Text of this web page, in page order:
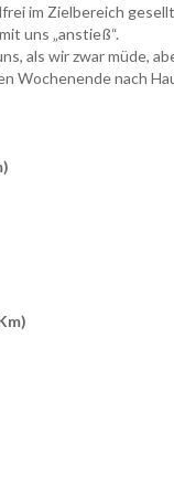
im Zielbereich
uns „anstieß“.
als wir zwar müde,
Wochenende nach